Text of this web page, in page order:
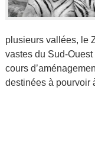
plusieurs vallées, le
vastes du Sud-
cours
destinées à pourvoir